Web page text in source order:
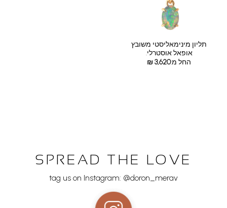
תליון מינימאליסטי משובץ
אופאל אוסטרלי.
החל מ:
₪3,620
SPREAD THE LOVE
tag us on Instagram: @doron_merav